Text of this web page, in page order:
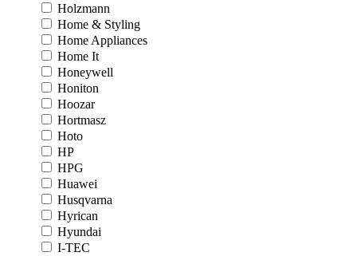
Holzmann
Home & Styling
Home Appliances
Home It
Honeywell
Honiton
Hoozar
Hortmasz
Hoto
HP
HPG
Huawei
Husqvarna
Hyrican
Hyundai
I-TEC